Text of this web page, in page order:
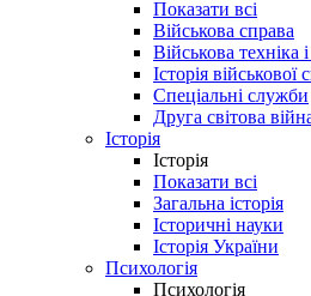
Показати всі
Військова справа
Військова техніка
Історія військової
Спеціальні служби
Друга світова
Історія
Історія
Показати всі
Загальна історія
Історичні науки
Історія України
Психологія
Психологія